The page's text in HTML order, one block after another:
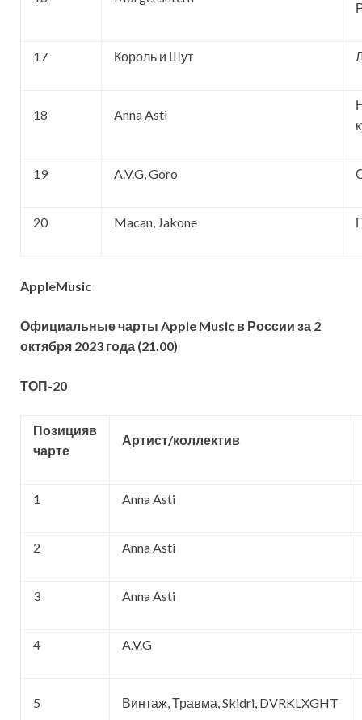
17 Король и Шут
18 Anna Asti
19 A.V.G, Goro
20 Macan, Jakone
AppleMusic
Официальные чарты Apple Music в России за 2
октября 2023 года (21.00)
ТОП-20
Позицияв
чарте
Артист/коллектив
1 Anna Asti
2 Anna Asti
3 Anna Asti
4 A.V.G
5 Винтаж, Травма, Skidri, DVRKLXGHT